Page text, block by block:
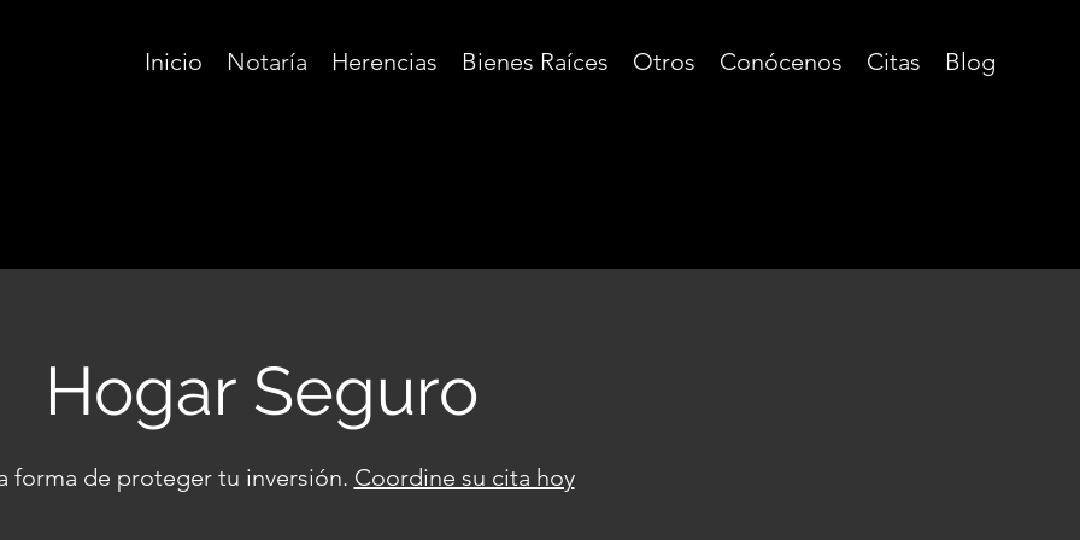
Inicio Notaría Herencias Bienes Raíces Otros Conócenos Citas Blog
Hogar Seguro
forma de proteger tu inversión. Coordine su cita hoy